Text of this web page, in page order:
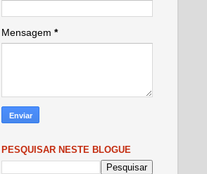
Mensagem *
PESQUISAR NESTE BLOGUE